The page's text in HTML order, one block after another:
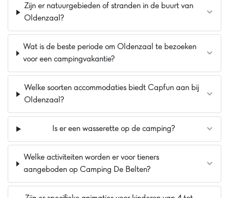
Een onvergetelijke vakantie wacht op u in Heino!
Bij Capfun Heino kun je je uren vermaken bij
de recreatieplas met zandstrand of op het
springkussen! Is het weer wat minder? Dan zijn
de overdekte speeltuin en het binnenzwembad
met peuterbad ideaal! In de omgeving vind je het
prachtige natuurgebied de Sallandse Heuvelrug
Pluspunten
Overkapte speeltuin
Recreatieplas met zandstrand
Overdekt zwem- en peuterbad inbegrepen
Zijn er natuurgebieden of stranden in de buurt van
Oldenzaal?
Wat is de beste periode om Oldenzaal te bezoeken
voor een campingvakantie?
Welke soorten accommodaties biedt Capfun aan bij
Oldenzaal?
Is er een wasserette op de camping?
Welke activiteiten worden er voor tieners
aangeboden op Camping De Belten?